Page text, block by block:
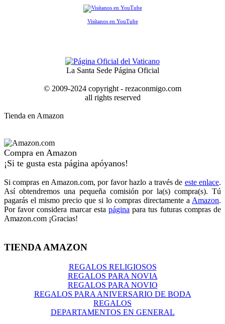
Visítanos en YouTube
La Santa Sede Página Oficial
© 2009-2024 copyright - rezaconmigo.com
all rights reserved
Tienda en Amazon
Compra en Amazon
¡Si te gusta esta página apóyanos!
Si compras en Amazon.com, por favor hazlo a través de este enlace.
Así obtendremos una pequeña comisión por la(s) compra(s). Tú
pagarás el mismo precio que si lo compras directamente a Amazon.
Por favor considera marcar esta página para tus futuras compras de
Amazon.com ¡Gracias!
TIENDA AMAZON
REGALOS RELIGIOSOS
REGALOS PARA NOVIA
REGALOS PARA NOVIO
REGALOS PARA ANIVERSARIO DE BODA
REGALOS
DEPARTAMENTOS EN GENERAL